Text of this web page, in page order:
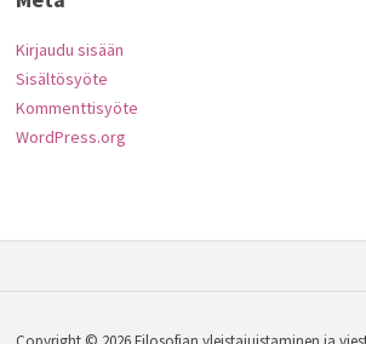
Kirjaudu sisään
Sisältösyöte
Kommenttisyöte
WordPress.org